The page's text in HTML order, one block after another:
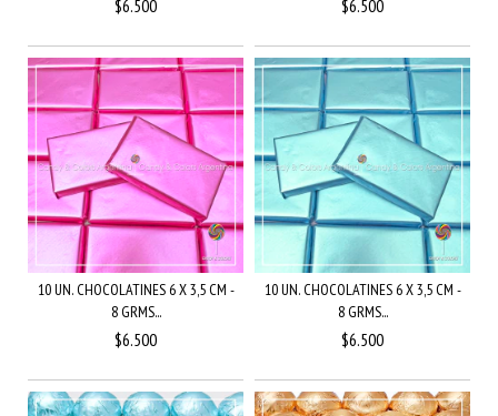
$6.500 $6.500
10 UN. CHOCOLATINES 6 X 3,5 CM -
8 GRMS...
$6.500
10 UN. CHOCOLATINES 6 X 3,5 CM -
8 GRMS...
$6.500